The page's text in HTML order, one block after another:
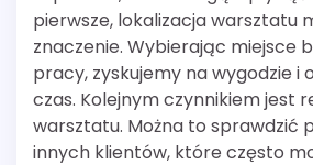
pierwsze, lokalizacja warsztatu
znaczenie. Wybierając miejsce
pracy, zyskujemy na wygodzie i
czas. Kolejnym czynnikiem jest
warsztatu. Można to sprawdzić
innych klientów, które często